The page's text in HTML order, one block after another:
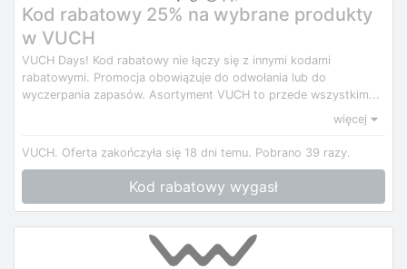
Kod rabatowy 25% na wybrane produkty
w VUCH
VUCH Days! Kod rabatowy nie łączy się z innymi kodami
rabatowymi. Promocja obowiązuje do odwołania lub do
wyczerpania zapasów. Asortyment VUCH to przede wszystkim...
więcej
VUCH. Oferta zakończyła się 18 dni temu. Pobrano 39 razy.
Kod rabatowy wygasł